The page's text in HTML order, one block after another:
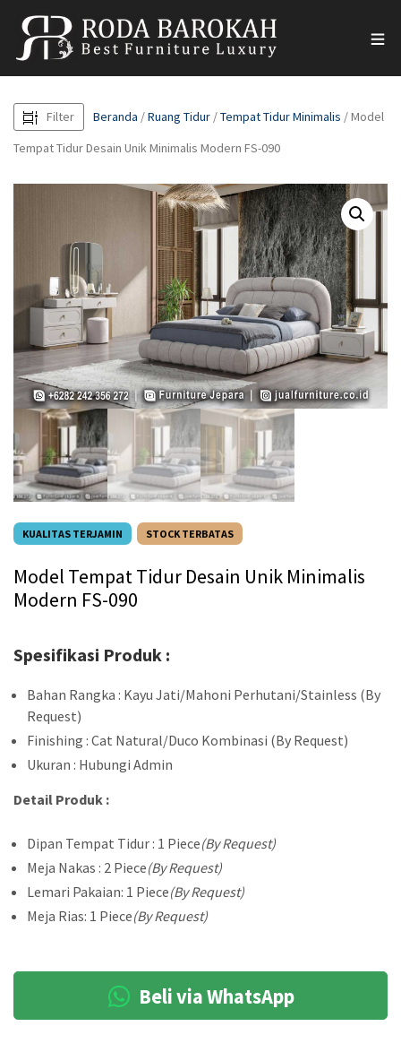
Filter Beranda /Ruang Tidur /Tempat Tidur Minimalis / Model
Tempat Tidur Desain Unik Minimalis Modern FS-090
KUALITAS TERJAMIN STOCK TERBATAS
Model Tempat Tidur Desain Unik Minimalis
Modern FS-090
Spesifikasi Produk :
Bahan Rangka : Kayu Jati/Mahoni Perhutani/Stainless (By
Request)
Finishing : Cat Natural/Duco Kombinasi (By Request)
Ukuran : Hubungi Admin
Detail Produk :
Dipan Tempat Tidur : 1 Piece(By Request)
Meja Nakas : 2 Piece(By Request)
Lemari Pakaian: 1 Piece(By Request)
Meja Rias: 1 Piece(By Request)
Beli via WhatsApp